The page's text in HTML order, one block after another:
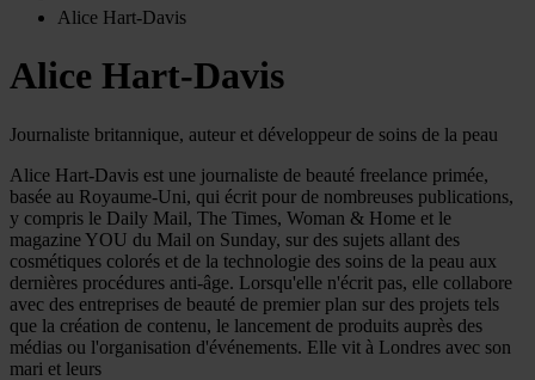
Alice Hart-Davis
Alice Hart-Davis
Journaliste britannique, auteur et développeur de soins de la peau
Alice Hart-Davis est une journaliste de beauté freelance primée,
basée au Royaume-Uni, qui écrit pour de nombreuses publications,
y compris le Daily Mail, The Times, Woman & Home et le
magazine YOU du Mail on Sunday, sur des sujets allant des
cosmétiques colorés et de la technologie des soins de la peau aux
dernières procédures anti-âge. Lorsqu'elle n'écrit pas, elle collabore
avec des entreprises de beauté de premier plan sur des projets tels
que la création de contenu, le lancement de produits auprès des
médias ou l'organisation d'événements. Elle vit à Londres avec son
mari et leurs